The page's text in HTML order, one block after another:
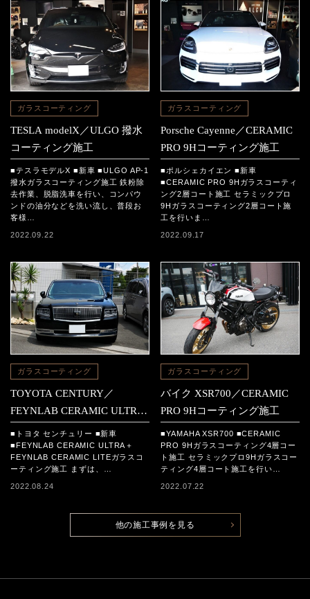
ガラスコーティング
TESLA modelX／ULGO 撥水
コーティング施工
■テスラモデルX ■新車 ■ULGO AP-1
撥水ガラスコーティング施工 鉄粉除
去作業、脱脂洗車を行い、コンパウ
ンドの油分などを洗い流し、普段お
客様…
2022.09.22
ガラスコーティング
Porsche Cayenne／CERAMIC
PRO 9Hコーティング施工
■ポルシェカイエン ■新車
■CERAMIC PRO 9Hガラスコーティ
ング2層コート施工 セラミックプロ
9Hガラスコーティング2層コート施
工を行いま…
2022.09.17
ガラスコーティング
TOYOTA CENTURY／
FEYNLAB CERAMIC ULTRA
＋FEYNLAB CERAMIC LITE
コーティング施工
■トヨタ センチュリー ■新車
■FEYNLAB CERAMIC ULTRA＋
FEYNLAB CERAMIC LITEガラスコ
ーティング施工 まずは、…
2022.08.24
ガラスコーティング
バイク XSR700／CERAMIC
PRO 9Hコーティング施工
■YAMAHA XSR700 ■CERAMIC
PRO 9Hガラスコーティング4層コー
ト施工 セラミックプロ9Hガラスコー
ティング4層コート施工を行い…
2022.07.22
他の施工事例を見る